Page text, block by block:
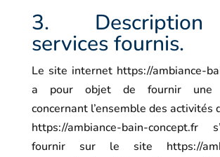
3.
services fournis.
Le site internet https://ambiance-
a pour objet de fournir une
concernant l’ensemble des activités
https://ambiance-bain-concept.fr
fournir sur le site https://